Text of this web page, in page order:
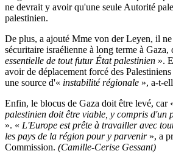
ne devrait y avoir qu'une seule Autorité
palestinien.
De plus, a ajouté Mme von der Leyen, il
sécuritaire israélienne à long terme à Gaza,
essentielle de tout futur État palestinien ».
avoir de déplacement forcé des
une source d'« instabilité régionale », a-t-
Enfin, le blocus de Gaza doit être levé, car
palestinien doit être viable, y compris d'un
». « L'Europe est prête à travailler avec
les pays de la région pour y parvenir », a
Commission. (Camille-Cerise Gessant)